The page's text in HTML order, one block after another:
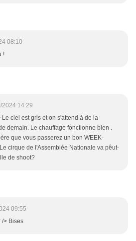
08:10
!
2024 14:29
Le ciel est gris et on s'attend à de la
demain. Le chauffage fonctionne bien .
que vous passerez un bon WEEK-
cirque de l'Assemblée Nationale va pêut-
de shoot?
09:55
/> Bises